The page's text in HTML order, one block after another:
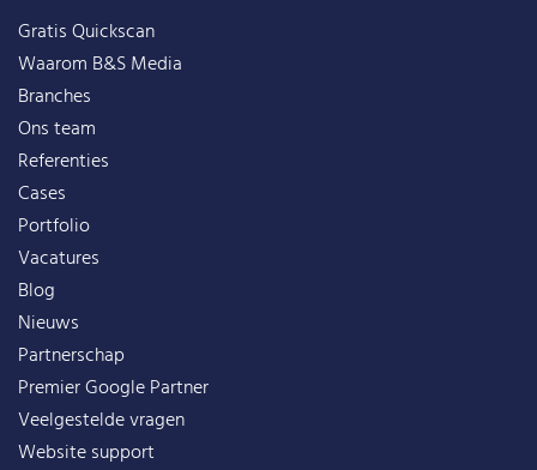
Gratis Quickscan
Waarom B&S Media
Branches
Ons team
Referenties
Cases
Portfolio
Vacatures
Blog
Nieuws
Partnerschap
Premier Google Partner
Veelgestelde vragen
Website support